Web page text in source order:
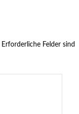
Erforderliche Felder sind